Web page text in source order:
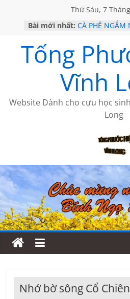
Thứ Sáu, 7
Bài mới nhất: CÀ PHÊ NGẮM
HỌC SỬ HỒI
MỘT ĐỜI ĐI
SÁCH
BẤT CHỢT CỦA
Tống
Vĩnh
Website Dành cho cựu học
Long
Nhớ bờ sông Cổ